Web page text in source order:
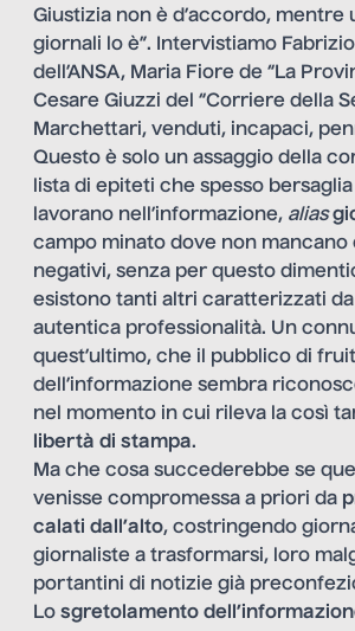
Giustizia non è d’accordo, mentre
giornali lo è”. Intervistiamo
dell’ANSA, Maria Fiore de “La
Cesare Giuzzi del “Corriere della
Marchettari, venduti, incapaci,
Questo è solo un assaggio della
lista di epiteti che spesso
lavorano nell’informazione, alias
campo minato dove non mancano
negativi, senza per questo
esistono tanti altri caratterizzati
autentica professionalità. Un
quest’ultimo, che il pubblico di
dell’informazione sembra
nel momento in cui rileva la così
libertà di stampa.
Ma che cosa succederebbe se
venisse compromessa a priori da
calati dall’alto, costringendo
giornaliste a trasformarsi, loro
portantini di notizie già
Lo sgretolamento